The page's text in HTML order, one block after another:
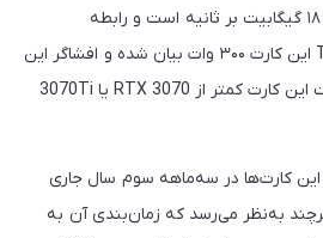
برخوردار است که سرعت آن ۱۸ گیگابیت بر ثانیه است و رابطه
اینترفیس ۱۶۰ بیت دارد. TBP این کارت ۳۰۰ وات بیان شده و افشاگر این
اطلاعات مدعی شده که قیمت این کارت کمتر از RTX 3070 یا 3070Ti
کارت‌ها در سه‌ماهه سوم سال جاری
به‌نظر می‌رسد که زمان‌بندی آن به